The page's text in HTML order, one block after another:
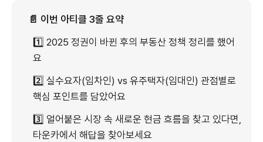
📄 이번 아티클 3줄 요약
1️⃣ 2025 정권이 바뀐 후의 부동산 정책 정리를 했어
요
2️⃣ 실수요자(임차인) vs 유주택자(임대인) 관점별로
핵심 포인트를 담았어요
3️⃣ 얼어붙은 시장 속 새로운 현금 흐름을 찾고 있다면,
타운카에서 해답을 찾아보세요